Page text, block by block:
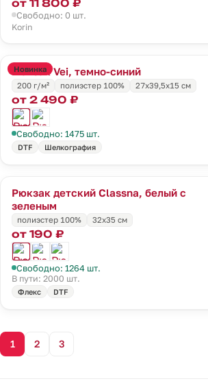
от 11 800 ₽
Свободно: 0 шт.
Korin
Новинка
Рюкзак Vei, темно-синий
200 г/м²
полиэстер 100% 27x39,5x15 см
от 2 490 ₽
Свободно: 1475 шт.
DTF Шелкография
Рюкзак детский Classna, белый с
зеленым
полиэстер 100% 32х35 см
от 190 ₽
Свободно: 1264 шт.
В пути: 2000 шт.
Флекс DTF
1 2 3